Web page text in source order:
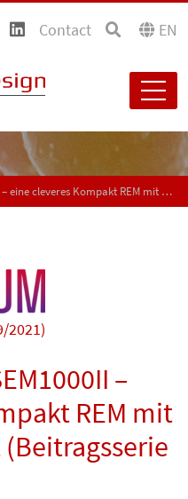
Contact EN
Das Hitachi FlexSEM1000II – eine cleveres Kompakt REM mit hoher Flexibilität (Beitragsserie Teil 2)
2021)
–
REM mit